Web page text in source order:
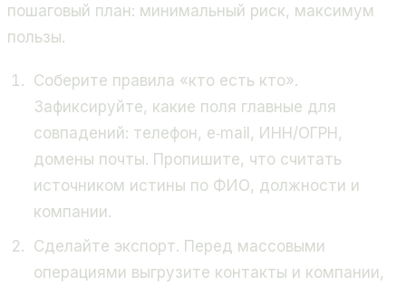
пошаговый план: минимальный риск, максимум
пользы.
Соберите правила «кто есть кто».
Зафиксируйте, какие поля главные для
совпадений: телефон, e‑mail, ИНН/ОГРН,
домены почты. Пропишите, что считать
источником истины по ФИО, должности и
компании.
Сделайте экспорт. Перед массовыми
операциями выгрузите контакты и компании,